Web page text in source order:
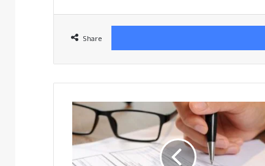
Share
വ്യാജ
ചെക്ക്
കേസ്,
ഇരയായ
ആൾക്ക്